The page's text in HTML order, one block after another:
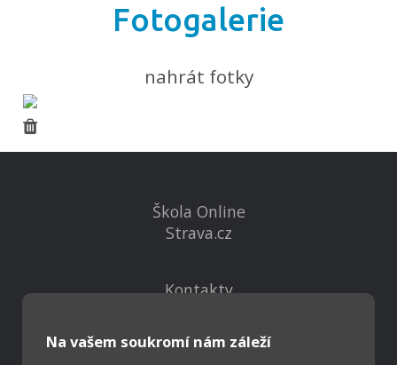
Fotogalerie
nahrát fotky
Na vašem soukromí nám záleží
Škola Online
Strava.cz
Kontakty
Virtuální prohlídka